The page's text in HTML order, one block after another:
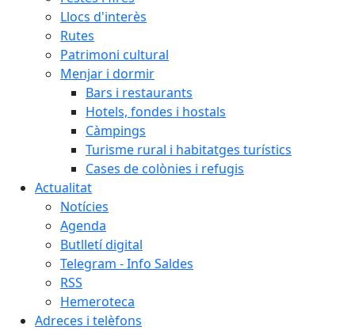
Llocs d'interès
Rutes
Patrimoni cultural
Menjar i dormir
Bars i restaurants
Hotels, fondes i hostals
Càmpings
Turisme rural i habitatges turístics
Cases de colònies i refugis
Actualitat
Notícies
Agenda
Butlletí digital
Telegram - Info Saldes
RSS
Hemeroteca
Adreces i telèfons